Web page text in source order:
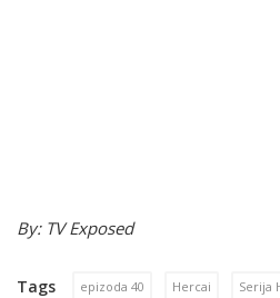
By: TV Exposed
Tags epizoda 40 Hercai Serija